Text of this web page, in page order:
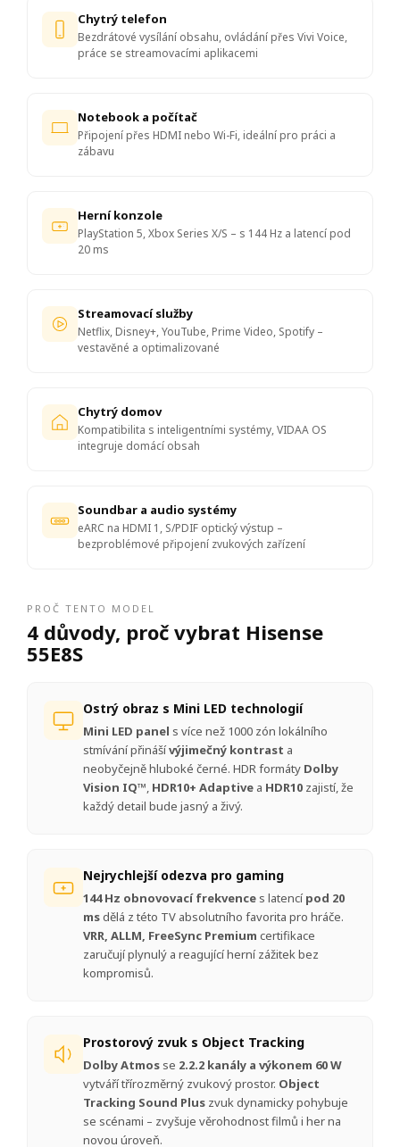
Chytrý telefon
Bezdrátové vysílání obsahu, ovládání přes Vivi Voice,
práce se streamovacími aplikacemi
Notebook a počítač
Připojení přes HDMI nebo Wi-Fi, ideální pro práci a
zábavu
Herní konzole
PlayStation 5, Xbox Series X/S – s 144 Hz a latencí pod
20 ms
Streamovací služby
Netflix, Disney+, YouTube, Prime Video, Spotify –
vestavěné a optimalizované
Chytrý domov
Kompatibilita s inteligentními systémy, VIDAA OS
integruje domácí obsah
Soundbar a audio systémy
eARC na HDMI 1, S/PDIF optický výstup –
bezproblémové připojení zvukových zařízení
PROČ TENTO MODEL
4 důvody, proč vybrat Hisense
55E8S
Ostrý obraz s Mini LED technologií
Mini LED panel s více než 1000 zón lokálního
stmívání přinášívýjimečný kontrast a
neobyčejně hluboké černé. HDR formáty Dolby
Vision IQ™, HDR10+ Adaptive a HDR10 zajistí, že
každý detail bude jasný a živý.
Nejrychlejší odezva pro gaming
144 Hz obnovovací frekvence s latencí pod 20
msdělá z této TV absolutního favorita pro hráče.
VRR, ALLM, FreeSync Premium certifikace
zaručují plynulý a reagující herní zážitek bez
kompromisů.
Prostorový zvuk s Object Tracking
Dolby Atmos se 2.2.2 kanály a výkonem 60 W
vytváří třírozměrný zvukový prostor. Object
Tracking Sound Plus zvuk dynamicky pohybuje
se scénami – zvyšuje věrohodnost filmů i her na
novou úroveň.